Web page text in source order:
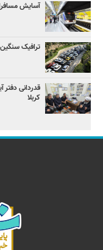
آسایش
ترافیک
قدردانی دفتر
کربلا